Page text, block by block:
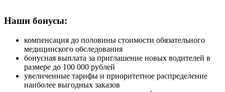
Наши бонусы:
компенсация до половины стоимости обязательного
медицинского обследования
бонусная выплата за приглашение новых водителей в
размере до 100 000 рублей
увеличенные тарифы и приоритетное распределение
наиболее выгодных заказов